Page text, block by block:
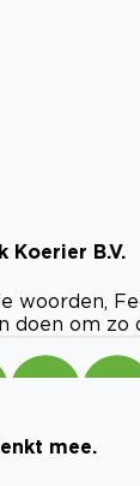
Koerier B.V.
woorden,
doen om zo
mee.